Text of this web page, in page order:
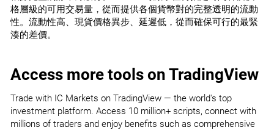
格層級的可用交易量，從而提供各個貨幣對的完整透明的流動
性。流動性高、現貨價格異步、延遲低，從而確保可行的最緊
湊的差價。
Access more tools on TradingView
Trade with IC Markets on TradingView — the world's top
investment platform. Access 10 million+ scripts, connect with
millions of traders and enjoy benefits such as comprehensive